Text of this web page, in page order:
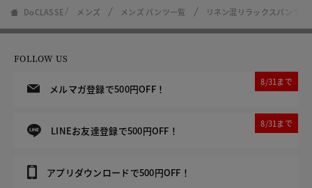
DoCLASSE メンズ メンズ パンツ一覧 リネン混リラックスパンツ・
FOLLOW US
メルマガ登録で500円OFF！
8/31まで
LINEお友達登録で500円OFF！
8/31まで
アプリダウンロードで500円OFF！